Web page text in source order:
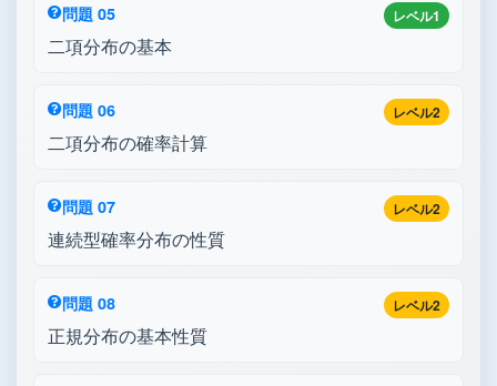
レベル1
問題 05
二項分布の基本
レベル2
問題 06
二項分布の確率計算
レベル2
問題 07
連続型確率分布の性質
レベル2
問題 08
正規分布の基本性質